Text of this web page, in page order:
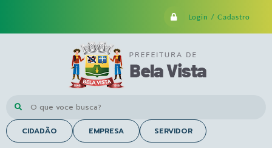
Login / Cadastro
O que voce busca?
CIDADÃO EMPRESA SERVIDOR